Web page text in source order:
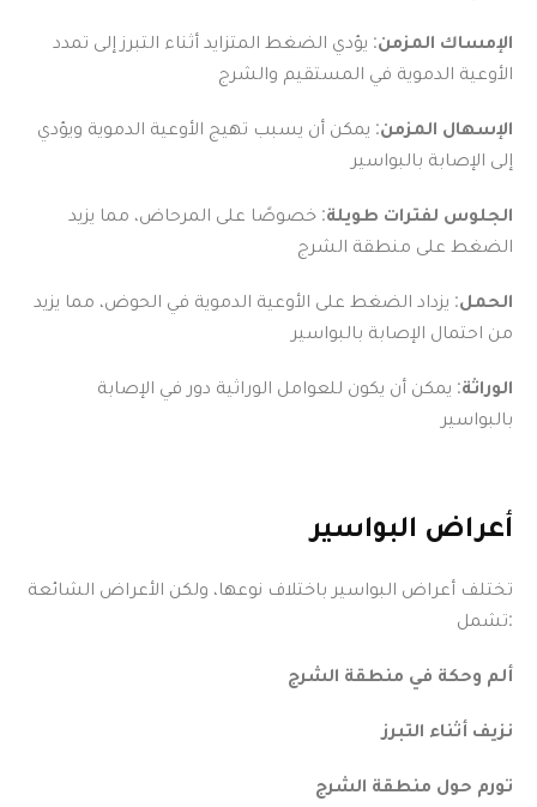
الإمساك المزمن: يؤدي الضغط المتزايد أثناء التبرز إلى تمدد
الأوعية الدموية في المستقيم والشرج
الإسهال المزمن: يمكن أن يسبب تهيج الأوعية الدموية ويؤدي
إلى الإصابة بالبواسير
الجلوس لفترات طويلة: خصوصًا على المرحاض، مما يزيد
الضغط على منطقة الشرج
الحمل: يزداد الضغط على الأوعية الدموية في الحوض، مما يزيد
من احتمال الإصابة بالبواسير
الوراثة: يمكن أن يكون للعوامل الوراثية دور في الإصابة
بالبواسير
أعراض البواسير
تختلف أعراض البواسير باختلاف نوعها، ولكن الأعراض الشائعة
تشمل:
ألم وحكة في منطقة الشرج
نزيف أثناء التبرز
تورم حول منطقة الشرج